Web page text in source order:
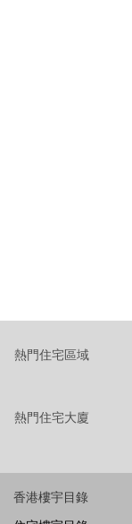
熱門住宅區域
熱門住宅大廈
香港樓宇目錄